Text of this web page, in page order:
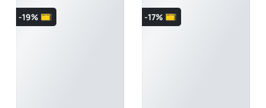
-19% -17%